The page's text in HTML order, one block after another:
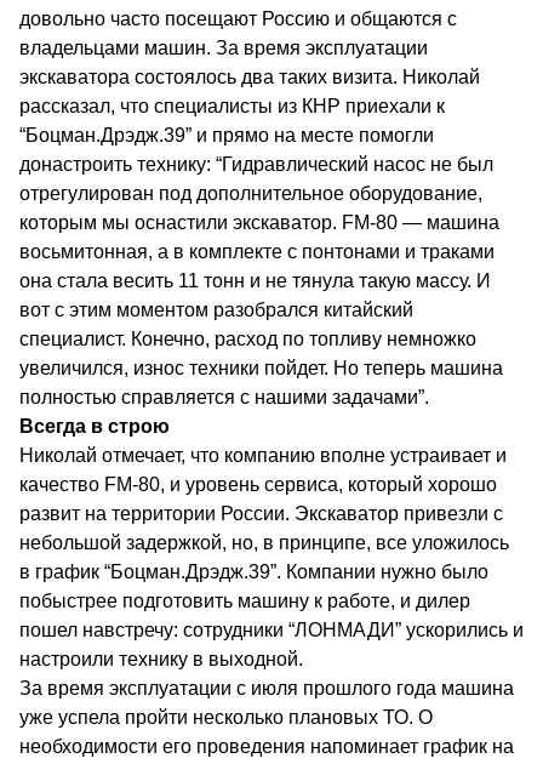
довольно часто посещают Россию и общаются с
владельцами машин. За время эксплуатации
экскаватора состоялось два таких визита. Николай
рассказал, что специалисты из КНР приехали к
“Боцман.Дрэдж.39” и прямо на месте помогли
донастроить технику: “Гидравлический насос не был
отрегулирован под дополнительное оборудование,
которым мы оснастили экскаватор. FM-80 — машина
восьмитонная, а в комплекте с понтонами и траками
она стала весить 11 тонн и не тянула такую массу. И
вот с этим моментом разобрался китайский
специалист. Конечно, расход по топливу немножко
увеличился, износ техники пойдет. Но теперь машина
полностью справляется с нашими задачами”.
Всегда в строю
Николай отмечает, что компанию вполне устраивает и
качество FM-80, и уровень сервиса, который хорошо
развит на территории России. Экскаватор привезли с
небольшой задержкой, но, в принципе, все уложилось
в график “Боцман.Дрэдж.39”. Компании нужно было
побыстрее подготовить машину к работе, и дилер
пошел навстречу: сотрудники “ЛОНМАДИ” ускорились и
настроили технику в выходной.
За время эксплуатации с июля прошлого года машина
уже успела пройти несколько плановых ТО. О
необходимости его проведения напоминает график на